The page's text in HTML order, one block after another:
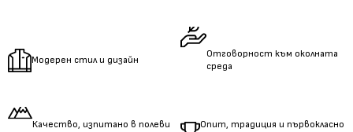
Модерен стил и дизайн
Отговорност към околната
среда
Качество, изпитано в полеви
Опит, традиция и първокласно